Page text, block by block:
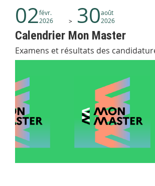
02févr.
2026
30août
2026
Calendrier Mon Master
Examens et résultats des